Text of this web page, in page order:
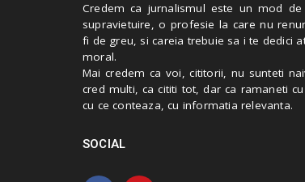
Credem ca jurnalismul este un mod
supravietuire, o profesie la care nu
fi de greu, si careia trebuie sa i te dedici
moral.
Mai credem ca voi, cititorii, nu sunteti
cred multi, ca cititi tot, dar ca ramaneti
cu ce conteaza, cu informatia relevanta.
SOCIAL